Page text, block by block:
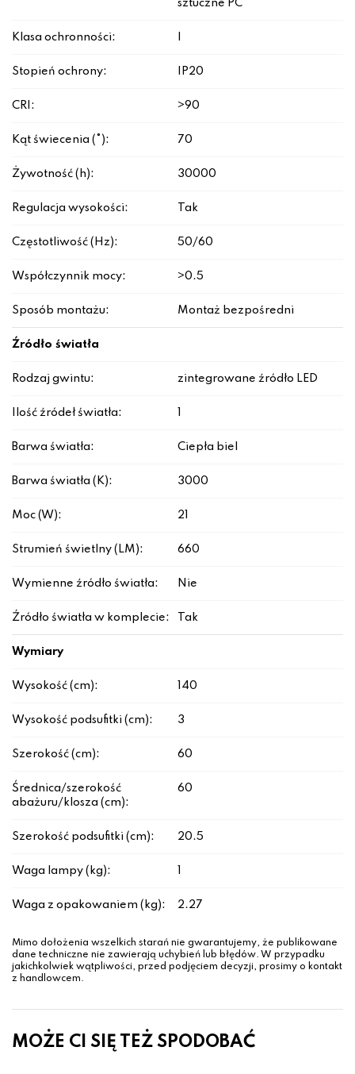
sztuczne PC
Klasa ochronności:
Stopień ochrony: IP20
CRI: >90
Kąt świecenia (°): 70
Żywotność (h): 30000
Regulacja wysokości: Tak
Częstotliwość (Hz): 50/60
Współczynnik mocy: >0.5
Sposób montażu: Montaż bezpośredni
Źródło światła
Rodzaj gwintu: zintegrowane źródło LED
Ilość źródeł światła:
Barwa światła: Ciepła biel
Barwa światła (K): 3000
Moc (W): 21
Strumień świetlny (LM): 660
Wymienne źródło światła: Nie
Źródło światła w komplecie: Tak
Wymiary
Wysokość (cm): 140
Wysokość podsufitki (cm): 3
Szerokość (cm): 60
Średnica/szerokość
abażuru/klosza (cm):
60
Szerokość podsufitki (cm): 20.5
Waga lampy (kg):
Waga z opakowaniem (kg): 2.27
Mimo dołożenia wszelkich starań nie gwarantujemy, że publikowane
dane techniczne nie zawierają uchybień lub błędów. W przypadku
jakichkolwiek wątpliwości, przed podjęciem decyzji, prosimy o kontakt
z handlowcem.
MOŻE CI SIĘ TEŻ SPODOBAĆ